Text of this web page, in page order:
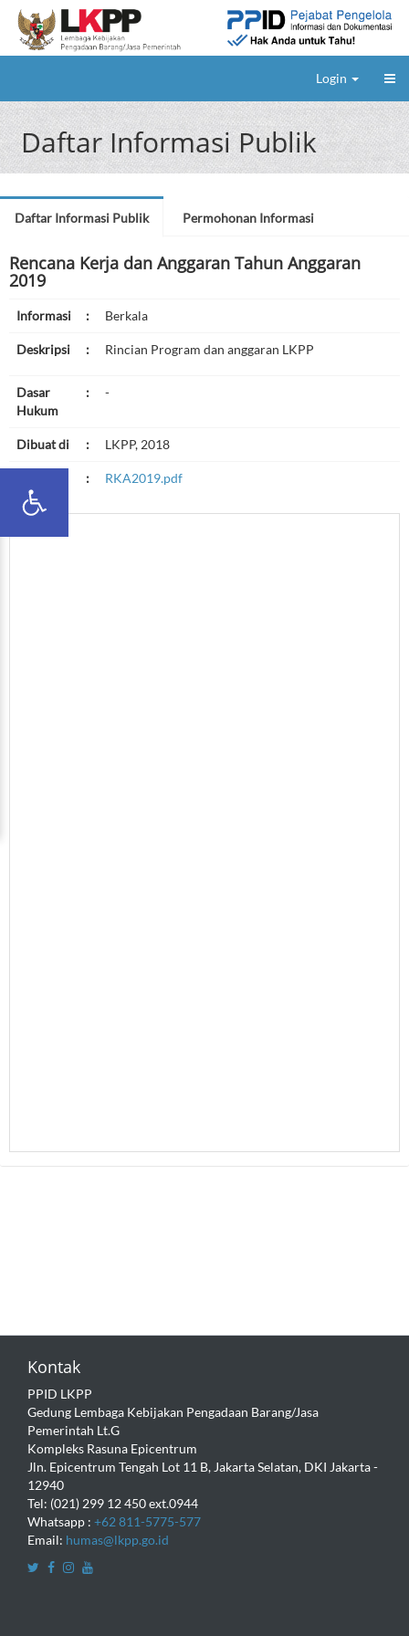
Login
Daftar Informasi Publik
Daftar Informasi Publik Permohonan Informasi
Rencana Kerja dan Anggaran Tahun Anggaran
2019
Informasi : Berkala
Deskripsi : Rincian Program dan anggaran LKPP
Dasar
Hukum
: -
Dibuat di : LKPP, 2018
: RKA2019.pdf
Kontak
PPID LKPP
Gedung Lembaga Kebijakan Pengadaan Barang/Jasa
Pemerintah Lt.G
Kompleks Rasuna Epicentrum
Jln. Epicentrum Tengah Lot 11 B, Jakarta Selatan, DKI Jakarta -
12940
Tel: (021) 299 12 450 ext.0944
Whatsapp : +62 811-5775-577
Email: humas@lkpp.go.id